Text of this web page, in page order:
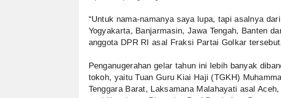
“Untuk nama-namanya saya lupa, tapi asalnya
Yogyakarta, Banjarmasin, Jawa Tengah, Banten
anggota DPR RI asal Fraksi Partai Golkar
Penganugerahan gelar tahun ini lebih banyak
tokoh, yaitu Tuan Guru Kiai Haji (TGKH)
Tenggara Barat, Laksamana Malahayati asal